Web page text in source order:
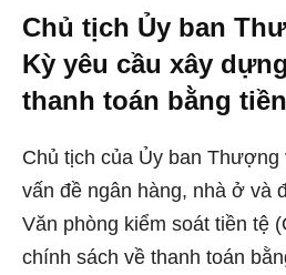
Chủ tịch Ủy ban
Kỳ yêu cầu xây
thanh toán bằng
Chủ tịch của Ủy ban Thượng
vấn đề ngân hàng, nhà ở và
Văn phòng kiểm soát tiền tệ
chính sách về thanh toán